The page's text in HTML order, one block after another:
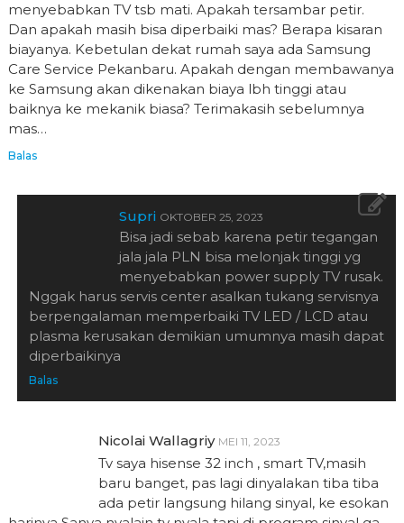
menyebabkan TV tsb mati. Apakah tersambar petir.
Dan apakah masih bisa diperbaiki mas? Berapa kisaran
biayanya. Kebetulan dekat rumah saya ada Samsung
Care Service Pekanbaru. Apakah dengan membawanya
ke Samsung akan dikenakan biaya lbh tinggi atau
baiknya ke mekanik biasa? Terimakasih sebelumnya
mas…
Balas
Supri OKTOBER 25, 2023
Bisa jadi sebab karena petir tegangan
jala jala PLN bisa melonjak tinggi yg
menyebabkan power supply TV rusak.
Nggak harus servis center asalkan tukang servisnya
berpengalaman memperbaiki TV LED / LCD atau
plasma kerusakan demikian umumnya masih dapat
diperbaikinya
Balas
Nicolai Wallagriy MEI 11, 2023
Tv saya hisense 32 inch , smart TV,masih
baru banget, pas lagi dinyalakan tiba tiba
ada petir langsung hilang sinyal, ke esokan